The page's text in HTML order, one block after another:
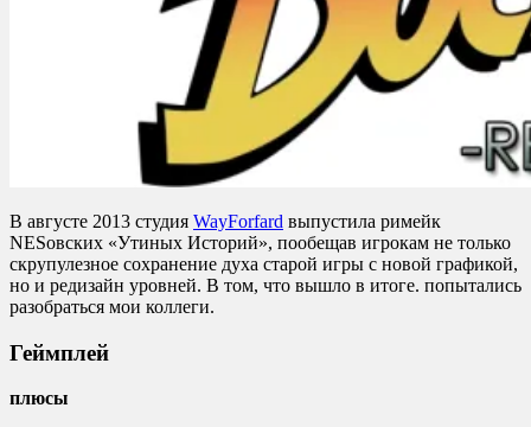
В августе 2013 студия WayForfard выпустила римейк
NESовских «Утиных Историй», пообещав игрокам не только
скрупулезное сохранение духа старой игры с новой графикой,
но и редизайн уровней. В том, что вышло в итоге. попытались
разобраться мои коллеги.
Геймплей
плюсы